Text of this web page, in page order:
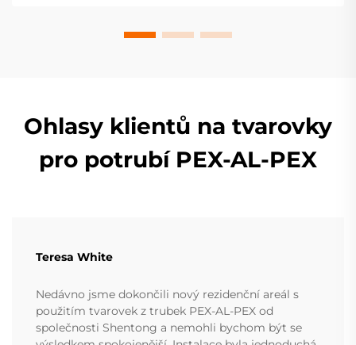
Ohlasy klientů na tvarovky
pro potrubí PEX-AL-PEX
Teresa White
Nedávno jsme dokončili nový rezidenční areál s
použitím tvarovek z trubek PEX-AL-PEX od
společnosti Shentong a nemohli bychom být se